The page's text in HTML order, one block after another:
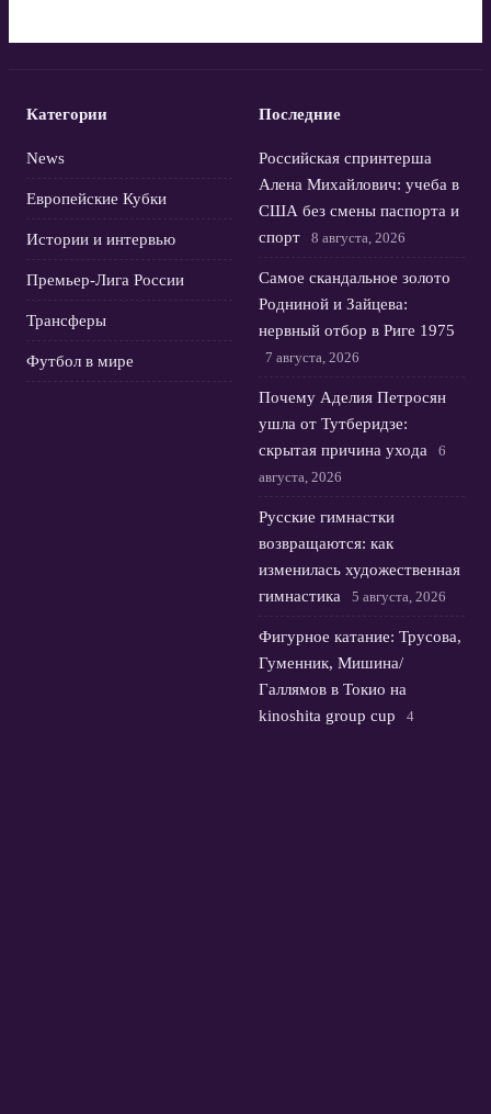
Категории
News
Европейские Кубки
Истории и интервью
Премьер-Лига России
Трансферы
Футбол в мире
Последние
Российская спринтерша
Алена Михайлович: учеба в
США без смены паспорта и
спорт
8 августа, 2026
Самое скандальное золото
Родниной и Зайцева:
нервный отбор в Риге 1975
7 августа, 2026
Почему Аделия Петросян
ушла от Тутберидзе:
скрытая причина ухода
6
августа, 2026
Русские гимнастки
возвращаются: как
изменилась художественная
гимнастика
5 августа, 2026
Фигурное катание: Трусова,
Гуменник, Мишина/
Галлямов в Токио на
kinoshita group cup
4